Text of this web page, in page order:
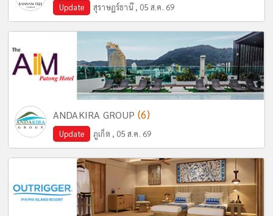
Update สุราษฎร์ธานี , 05 ส.ค. 69
ANDAKIRA GROUP (6)
Update ภูเก็ต , 05 ส.ค. 69